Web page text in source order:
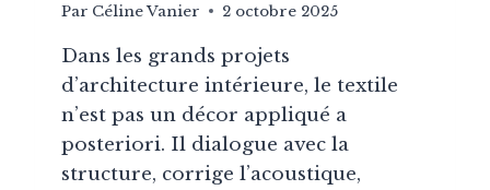
Par Céline Vanier 2 octobre 2025
Dans les grands projets
d’architecture intérieure, le textile
n’est pas un décor appliqué a
posteriori. Il dialogue avec la
structure, corrige l’acoustique,